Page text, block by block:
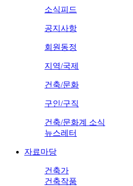
소식피드
공지사항
회원동정
지역/국제
건축/문화
구인/구직
건축/문화계 소식
뉴스레터
자료마당
건축가
건축작품